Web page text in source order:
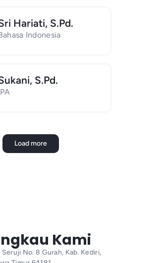
Hariati, S.Pd.
Indonesia
S.Pd.
Load more
Kami
Seruji No. 8 Gurah, Kab. Kediri,